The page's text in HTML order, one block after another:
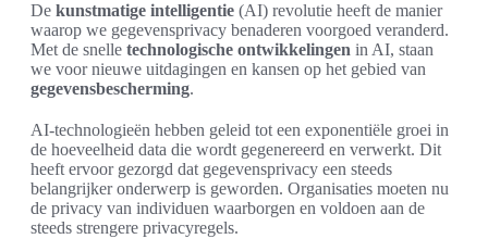
De kunstmatige intelligentie (AI) revolutie heeft de manier
waarop we gegevensprivacy benaderen voorgoed veranderd.
Met de snelle technologische ontwikkelingen in AI, staan
we voor nieuwe uitdagingen en kansen op het gebied van
gegevensbescherming.
AI-technologieën hebben geleid tot een exponentiële groei in
de hoeveelheid data die wordt gegenereerd en verwerkt. Dit
heeft ervoor gezorgd dat gegevensprivacy een steeds
belangrijker onderwerp is geworden. Organisaties moeten nu
de privacy van individuen waarborgen en voldoen aan de
steeds strengere privacyregels.